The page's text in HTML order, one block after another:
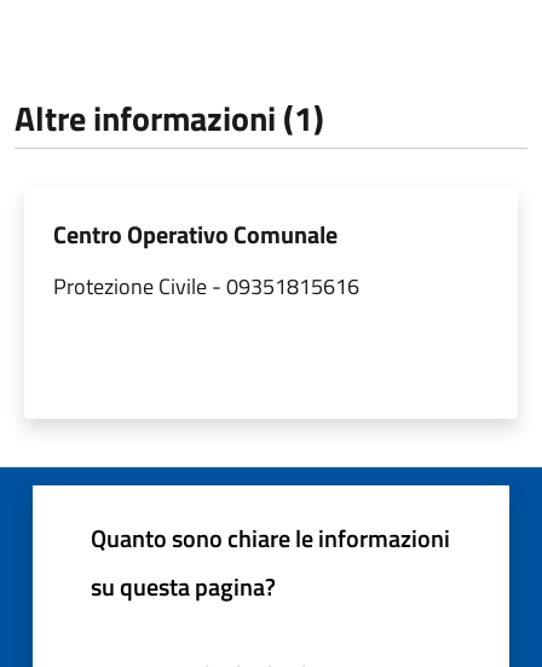
Altre informazioni (1)
Centro Operativo Comunale
Protezione Civile - 09351815616
Quanto sono chiare le informazioni
su questa pagina?